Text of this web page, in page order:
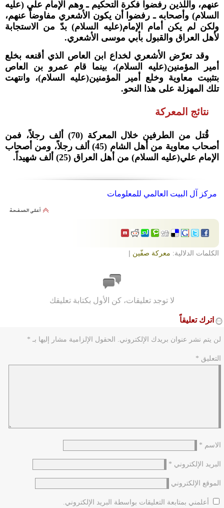
عنهم، واللذين رفضوا فكرة التحكيم ـ وهم الإمام علي (عليه
السلام) وأصحابه ـ رفضوا أن يكون الأشعري مفاوضاً عنهم،
ولكن لم يكن أمام الإمام(عليه السلام) بدّ من الاستجابة
لأهل العراق والقبول بأبي موسى الأشعري.
وقد تعرّض الأشعري لخداع ابن العاص الذي أقنعه بخلع
أمير المؤمنين(عليه السلام)، بينما قام عمرو بن العاص
بتثبيت معاوية وخلع أمير المؤمنين(عليه السلام)، وانتهت
تلك المهزلة على هذا النحو.
نتائج المعركة
قُتل من الطرفين خلال المعركة (70) ألف رجلاً، فمن
أصحاب معاوية من أهل الشام (45) ألف رجلاً، ومن أصحاب
الإمام علي(عليه السلام) من أهل العراق (25) ألف شهيداً.
مركز آل البيت العالمي للمعلومات
الكلمات الدلالية: معركة صفّين |
لا توجد تعليقات، كن الأول بكتابة تعليقك
اترك تعليقاً
لن يتم نشر عنوان بريدك الإلكتروني. الحقول الإلزامية مشار إليها بـ *
التعليق *
الاسم *
البريد الإلكتروني *
الموقع الإلكتروني
أعلمني بمتابعة التعليقات بواسطة البريد الإلكتروني.